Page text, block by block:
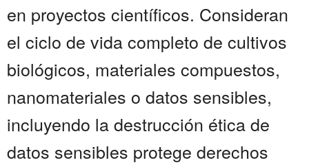
en proyectos científicos. Consideran
el ciclo de vida completo de cultivos
biológicos, materiales compuestos,
nanomateriales o datos sensibles,
incluyendo la destrucción ética de
datos sensibles protege derechos